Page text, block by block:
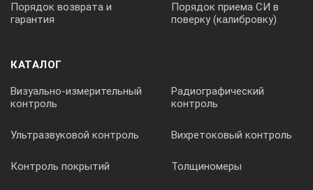
Порядок возврата и
гарантия
Порядок приема СИ в
поверку (калибровку)
КАТАЛОГ
Визуально-измерительный
контроль
Радиографический
контроль
Ультразвуковой контроль Вихретоковый контроль
Контроль покрытий Толщиномеры